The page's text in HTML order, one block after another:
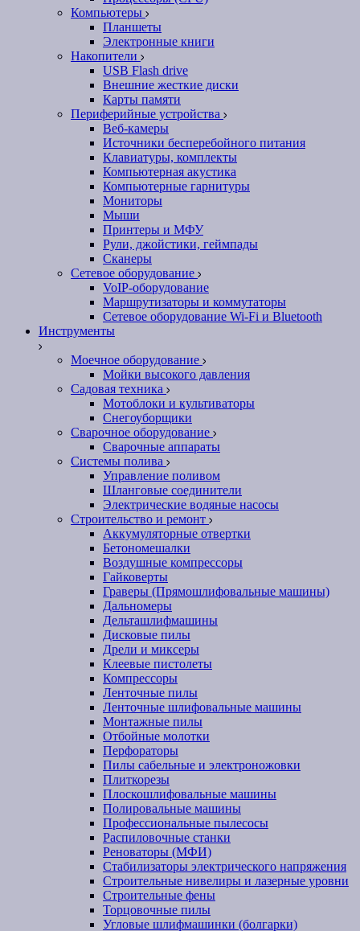
Компьютеры
Планшеты
Электронные книги
Накопители
USB Flash drive
Внешние жесткие диски
Карты памяти
Периферийные устройства
Веб-камеры
Источники бесперебойного питания
Клавиатуры, комплекты
Компьютерная акустика
Компьютерные гарнитуры
Мониторы
Мыши
Принтеры и МФУ
Рули, джойстики, геймпады
Сканеры
Сетевое оборудование
VoIP-оборудование
Маршрутизаторы и коммутаторы
Сетевое оборудование Wi-Fi и Bluetooth
Инструменты
Моечное оборудование
Мойки высокого давления
Садовая техника
Мотоблоки и культиваторы
Снегоуборщики
Сварочное оборудование
Сварочные аппараты
Системы полива
Управление поливом
Шланговые соединители
Электрические водяные насосы
Строительство и ремонт
Аккумуляторные отвертки
Бетономешалки
Воздушные компрессоры
Гайковерты
Граверы (Прямошлифовальные машины)
Дальномеры
Дельташлифмашины
Дисковые пилы
Дрели и миксеры
Клеевые пистолеты
Компрессоры
Ленточные пилы
Ленточные шлифовальные машины
Монтажные пилы
Отбойные молотки
Перфораторы
Пилы сабельные и электроножовки
Плиткорезы
Плоскошлифовальные машины
Полировальные машины
Профессиональные пылесосы
Распиловочные станки
Реноваторы (МФИ)
Стабилизаторы электрического напряжения
Строительные нивелиры и лазерные уровни
Строительные фены
Торцовочные пилы
Угловые шлифмашинки (болгарки)